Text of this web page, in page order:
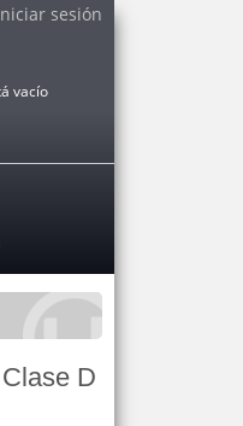
sesión
vacío
D